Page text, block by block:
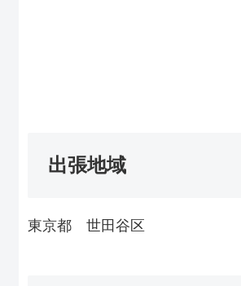
出張地域
東京都 世田谷区